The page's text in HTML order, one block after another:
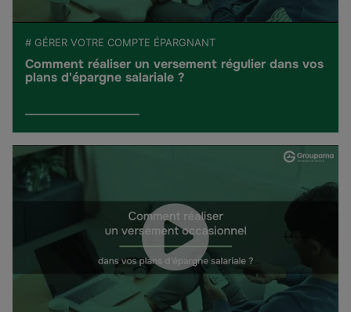
# GÉRER VOTRE COMPTE ÉPARGNANT
Comment réaliser un versement régulier dans vos
plans d'épargne salariale ?